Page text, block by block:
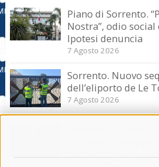
Piano di Sorrento.
Nostra”, odio
Ipotesi denuncia
7 Agosto 2026
Sorrento. Nuovo
dell’eliporto de Le
7 Agosto 2026
Sorrento.
turista e le
dai carabinieri